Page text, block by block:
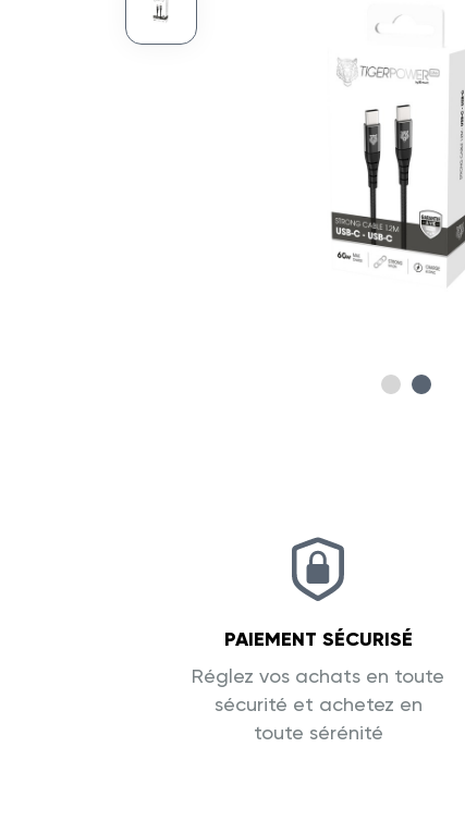
PAIEMENT SÉCURISÉ
Réglez vos achats en toute
sécurité et achetez en
toute sérénité